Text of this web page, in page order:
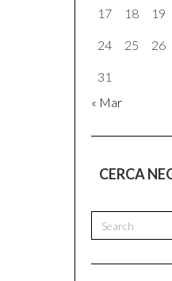
17 18 19
24 25 26
31
« Mar
CERCA